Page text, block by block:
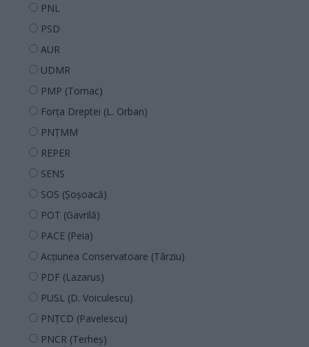
PNL
PSD
AUR
UDMR
PMP (Tomac)
Forța Dreptei (L. Orban)
PNȚMM
REPER
SENS
SOS (Șoșoacă)
POT (Gavrilă)
PACE (Peia)
Acțiunea Conservatoare (Târziu)
PDF (Lazarus)
PUSL (D. Voiculescu)
PNȚCD (Pavelescu)
PNCR (Terheș)